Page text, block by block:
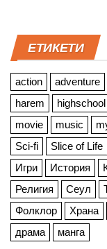
ЕТИКЕТИ
action adventure
harem
highschool
movie
music
Sci-fi
Slice of Life
Игри
История
Религия
Сеул
Фолклор
Храна
драма
манга